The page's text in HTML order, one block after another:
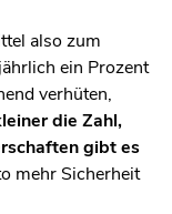
also zum
ein Prozent
verhüten,
die Zahl,
gibt es
mehr Sicherheit